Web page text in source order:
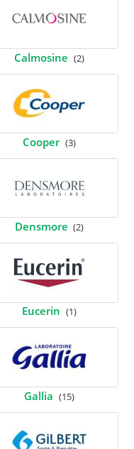
Calmosine (2)
Cooper (3)
Densmore (2)
Eucerin (1)
Gallia (15)